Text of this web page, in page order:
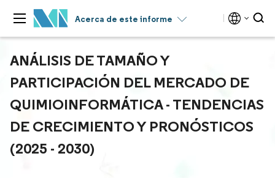
Acerca de este informe
ANÁLISIS DE TAMAÑO Y
PARTICIPACIÓN DEL MERCADO DE
QUIMIOINFORMÁTICA - TENDENCIAS
DE CRECIMIENTO Y PRONÓSTICOS
(2025 - 2030)